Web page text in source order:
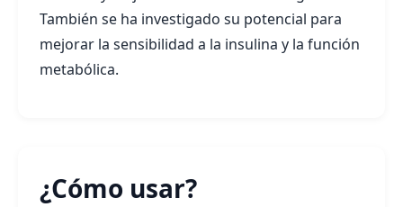
También se ha investigado su potencial para
mejorar la sensibilidad a la insulina y la función
metabólica.
¿Cómo usar?